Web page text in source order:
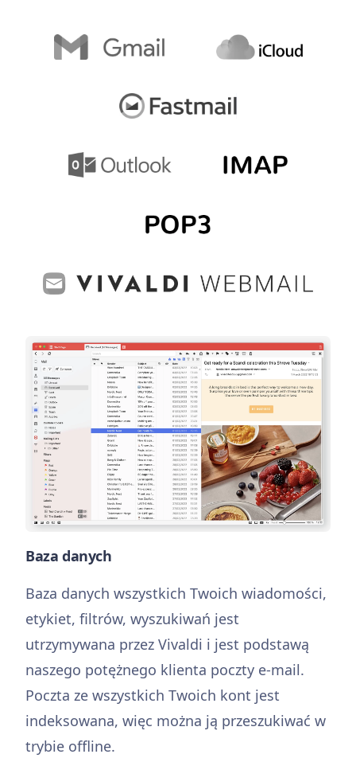
Baza danych
Baza danych wszystkich Twoich wiadomości,
etykiet, filtrów, wyszukiwań jest
utrzymywana przez Vivaldi i jest podstawą
naszego potężnego klienta poczty e-mail.
Poczta ze wszystkich Twoich kont jest
indeksowana, więc można ją przeszukiwać w
trybie offline.